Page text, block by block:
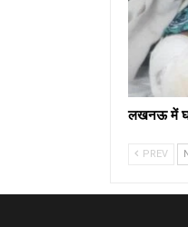
लखनऊ में
PREV